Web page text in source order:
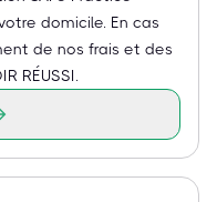
domicile. En cas
de nos frais et des
RÉUSSI.